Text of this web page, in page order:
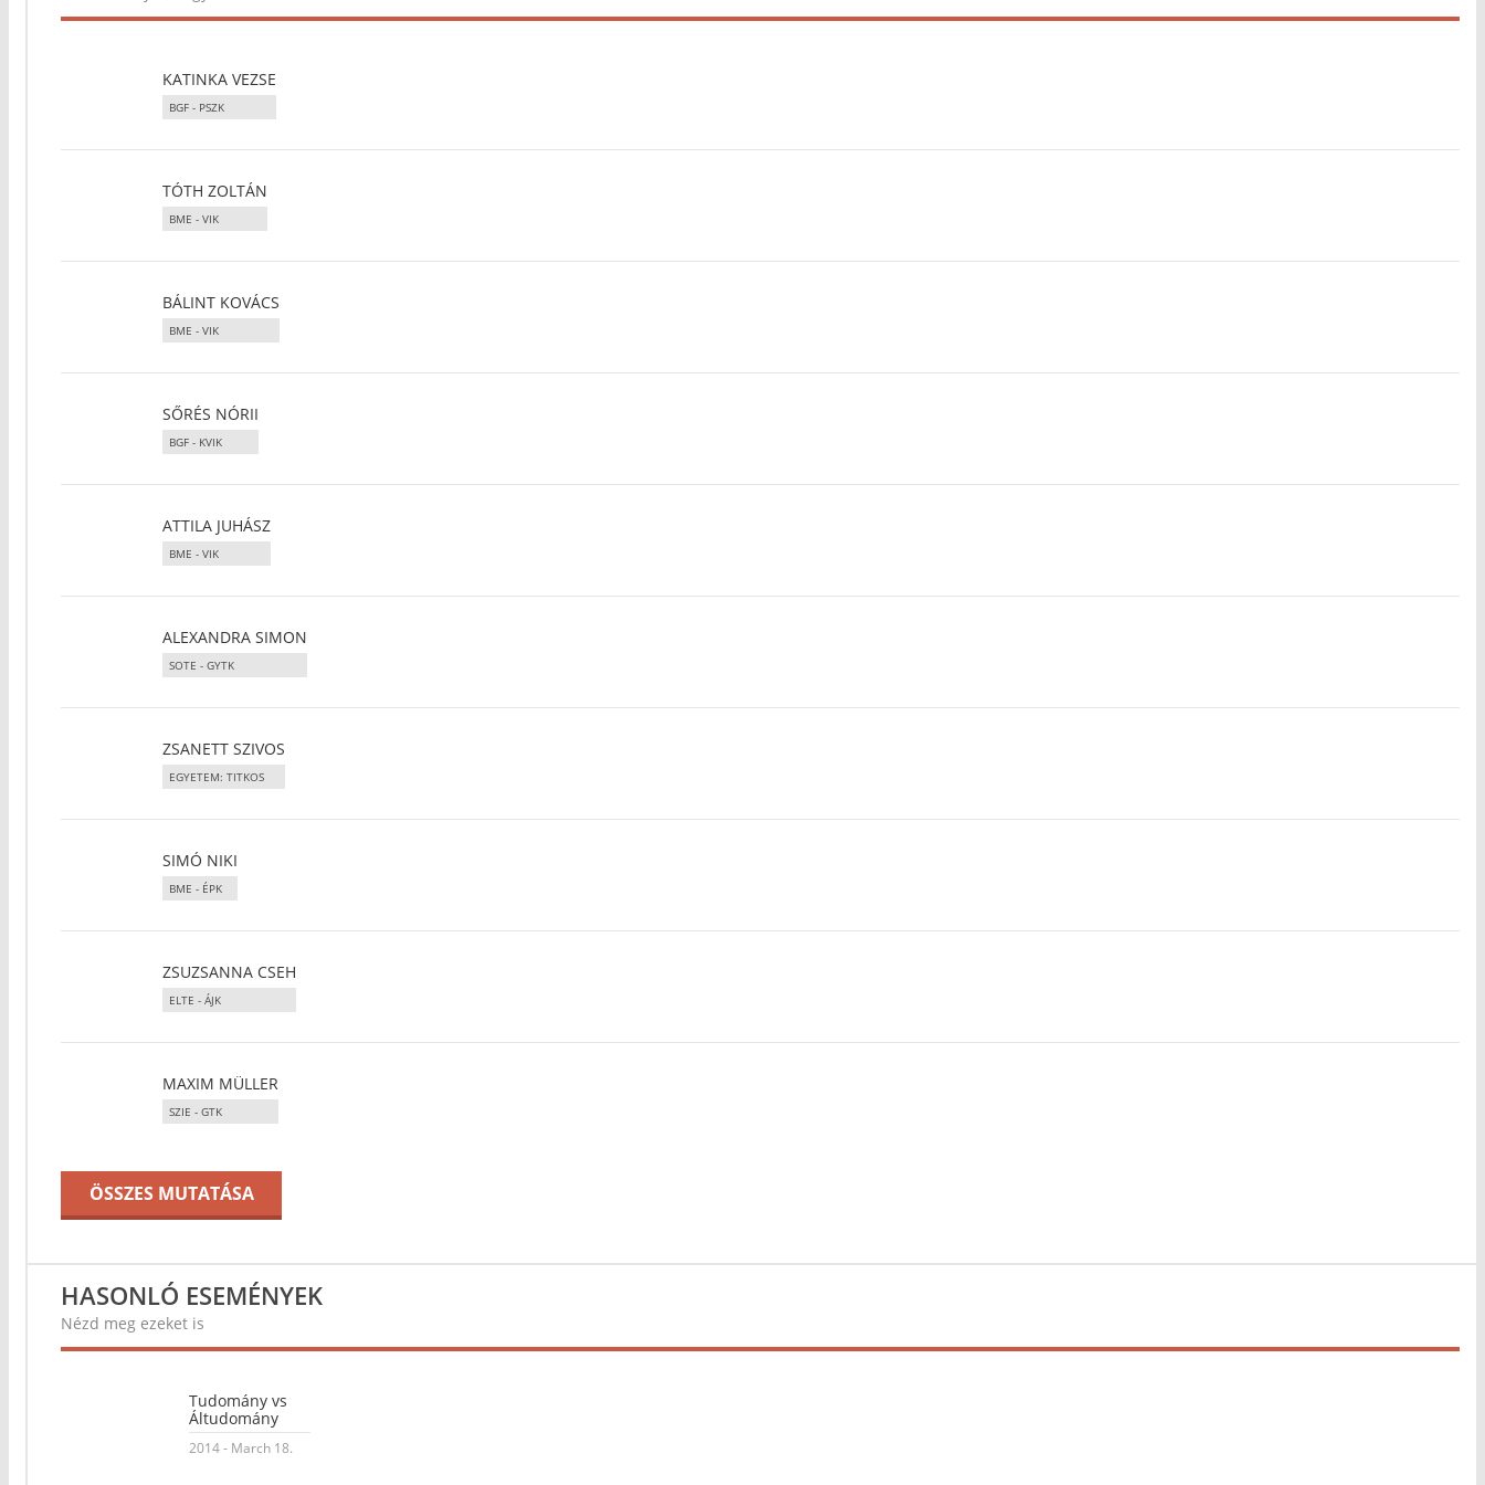
KATINKA VEZSE
BGF - PSZK
TÓTH ZOLTÁN
BME - VIK
BÁLINT KOVÁCS
BME - VIK
SŐRÉS NÓRII
BGF - KVIK
ATTILA JUHÁSZ
BME - VIK
ALEXANDRA SIMON
SOTE - GYTK
ZSANETT SZIVOS
EGYETEM: TITKOS
SIMÓ NIKI
BME - ÉPK
ZSUZSANNA CSEH
ELTE - ÁJK
MAXIM MÜLLER
SZIE - GTK
ÖSSZES MUTATÁSA
HASONLÓ ESEMÉNYEK
Nézd meg ezeket is
Tudomány vs
Áltudomány
2014 - March 18.